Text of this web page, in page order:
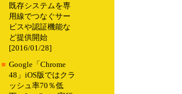
既存システムを専
用線でつなぐサー
ビスや認証機能な
ど提供開始
[2016/01/28]
■ Google「Chrome
48」iOS版ではクラ
ッシュ率70％低